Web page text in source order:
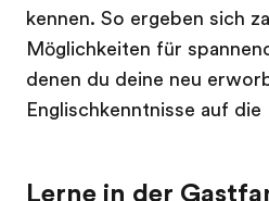
kennen. So ergeben sich
Möglichkeiten für
denen du deine neu
Englischkenntnisse auf
Lerne in der